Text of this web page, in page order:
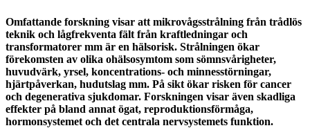
Omfattande forskning visar att mikrovågsstrålning från trådlös
teknik och lågfrekventa fält från kraftledningar och
transformatorer mm är en hälsorisk. Strålningen ökar
förekomsten av olika ohälsosymtom som sömnsvårigheter,
huvudvärk, yrsel, koncentrations- och minnesstörningar,
hjärtpåverkan, hudutslag mm. På sikt ökar risken för cancer
och degenerativa sjukdomar. Forskningen visar även skadliga
effekter på bland annat ögat, reproduktionsförmåga,
hormonsystemet och det centrala nervsystemets funktion.